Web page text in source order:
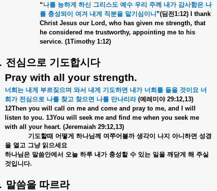
“나를 능하게 하신 그리스도 예수 우리 주께 내가 감사함은 나
를 충성되이 여겨 내게 직분을 맡기심이니 ”(딤전1:12) I thank
Christ Jesus our Lord, who has given me strength, that
he considered me trustworthy, appointing me to his
service. (1Timothy 1:12)
전심으로 기도합시다
Pray with all your strength.
너희는 내게 부르짖으며 와서 내게 기도하면 내가 너희를 들을 것이요 너
희가 전심으로 나를 찾고 찾으면 나를 만나리라 (예레미야29:12,13)
12Then you will call on me and come and pray to me, and I will
listen to you. 13You will seek me and find me when you seek me
with all your heart. (Jeremaiah 29:12,13)
기도할때 어떻게 하나님께 여쭈어볼까 생각이 나지 아니하면 성경
을 열고 그냥 읽으세요
하나님은 말씀안에서 오늘 하루 내가 충성할 수 있는 일을 깨닫게 해 주실
것입니다.
말씀을 따르라